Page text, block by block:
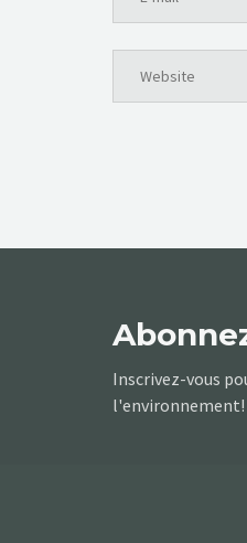
Inscrivez-vous
l'environnement!